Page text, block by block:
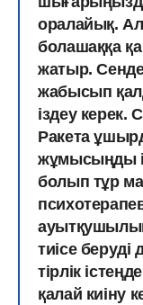
оралайық.
болашаққа
жатыр.
жабысып
іздеу керек.
Ракета
жұмысыңды
болып тұр
тиісе
тірлік
қалай киіну